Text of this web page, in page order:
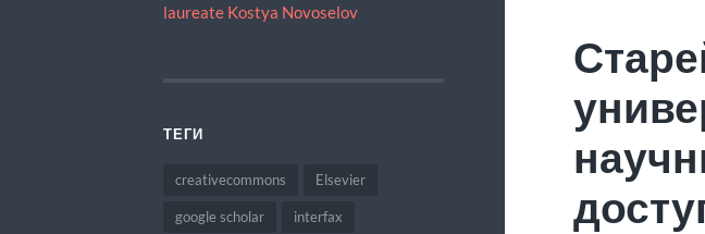
laureate Kostya Novoselov
ТЕГИ
creativecommons Elsevier
google scholar interfax